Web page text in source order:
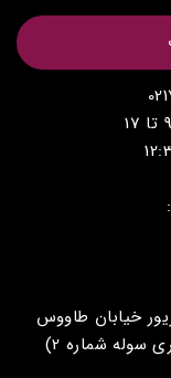
- شادآباد خیابان 17 شهریور خیابان طاووس